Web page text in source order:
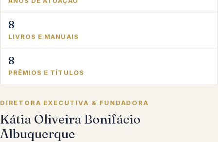
8
LIVROS E MANUAIS
8
PRÊMIOS E TÍTULOS
DIRETORA EXECUTIVA & FUNDADORA
Kátia Oliveira Bonifácio
Albuquerque